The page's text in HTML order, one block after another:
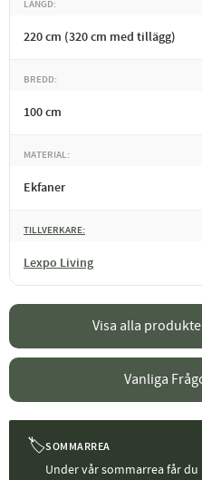
LÄNGD
220 cm (320 cm med tillägg)
BREDD
100 cm
MATERIAL
Ekfaner
TILLVERKARE
Lexpo Living
Visa alla
Vanliga
🏷SOMMARREA
Under vår sommarrea får du